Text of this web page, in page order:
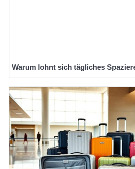
Warum lohnt sich tägliches